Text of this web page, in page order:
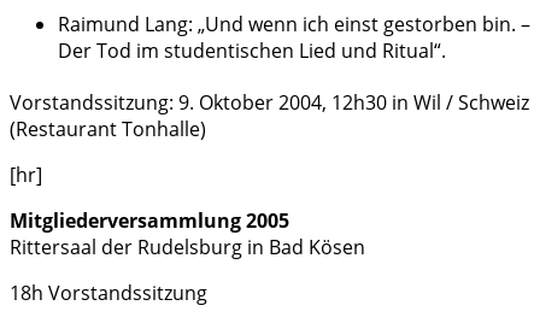
Raimund Lang: „Und wenn ich einst gestorben bin. –
Der Tod im studentischen Lied und Ritual“.
Vorstandssitzung: 9. Oktober 2004, 12h30 in Wil / Schweiz
(Restaurant Tonhalle)
[hr]
Mitgliederversammlung 2005
Rittersaal der Rudelsburg in Bad Kösen
18h Vorstandssitzung